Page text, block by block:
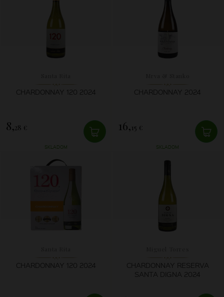
CHARDONNAY 120 2024
8,28 €
SKLADOM
CHARDONNAY 2024
16, 15 €
SKLADOM
CHARDONNAY 120 2024
CHARDONNAY RESERVA
SANTA DIGNA 2024